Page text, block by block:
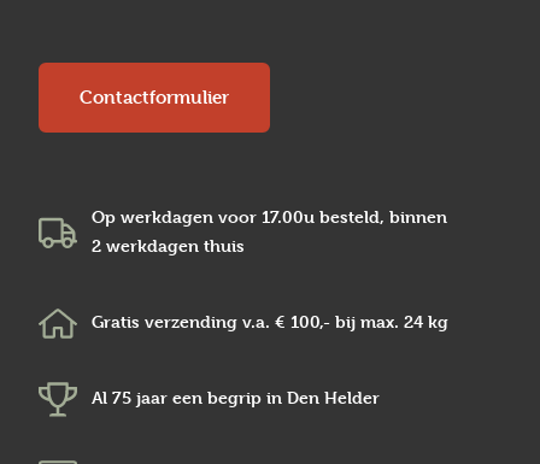
Contactformulier
Op werkdagen voor 17.00u besteld, binnen
2 werkdagen thuis
Gratis verzending v.a. € 100,- bij max. 24 kg
Al 75 jaar een begrip in Den Helder